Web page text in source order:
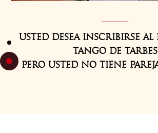
Usted desea inscribirse al
tango de TARBES
pero usted no tiene